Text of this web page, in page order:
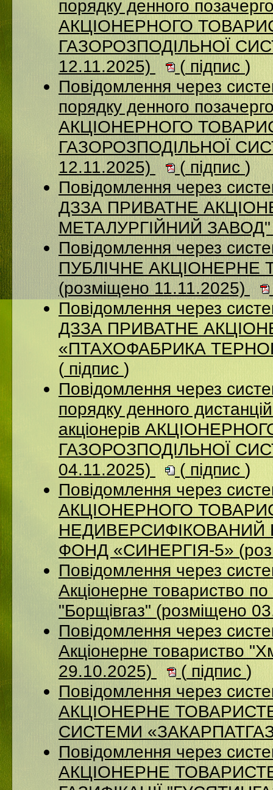
порядку денного
АКЦІОНЕРНОГО
ГАЗОРОЗПОДІЛЬНОЇ
12.11.2025)
( підпис )
Повідомлення через
порядку денного
АКЦІОНЕРНОГО
ГАЗОРОЗПОДІЛЬНОЇ
12.11.2025)
( підпис )
Повідомлення через
ДЗЗА ПРИВАТНЕ
МЕТАЛУРГІЙНИЙ ЗАВОД"
Повідомлення через
ПУБЛІЧНЕ
(розміщено 11.11.2025)
Повідомлення через
ДЗЗА ПРИВАТНЕ
«ПТАХОФАБРИКА
( підпис )
Повідомлення через
порядку денного
акціонерів
ГАЗОРОЗПОДІЛЬНОЇ
04.11.2025)
( підпис )
Повідомлення через
АКЦІОНЕРНОГО
НЕДИВЕРСИФІКОВАНИЙ
ФОНД «СИНЕРГІЯ-5»
Повідомлення через
Акцiонерне товариство по
"Борщiвгаз" (розміщено
Повідомлення через
Акціонерне товариство
29.10.2025)
( підпис )
Повідомлення через
АКЦІОНЕРНЕ
СИСТЕМИ
Повідомлення через
АКЦІОНЕРНЕ